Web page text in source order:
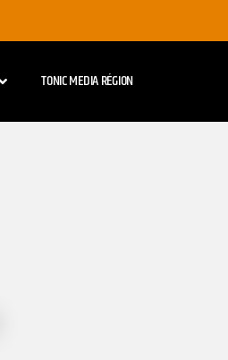
TONIC MEDIA RÉGION